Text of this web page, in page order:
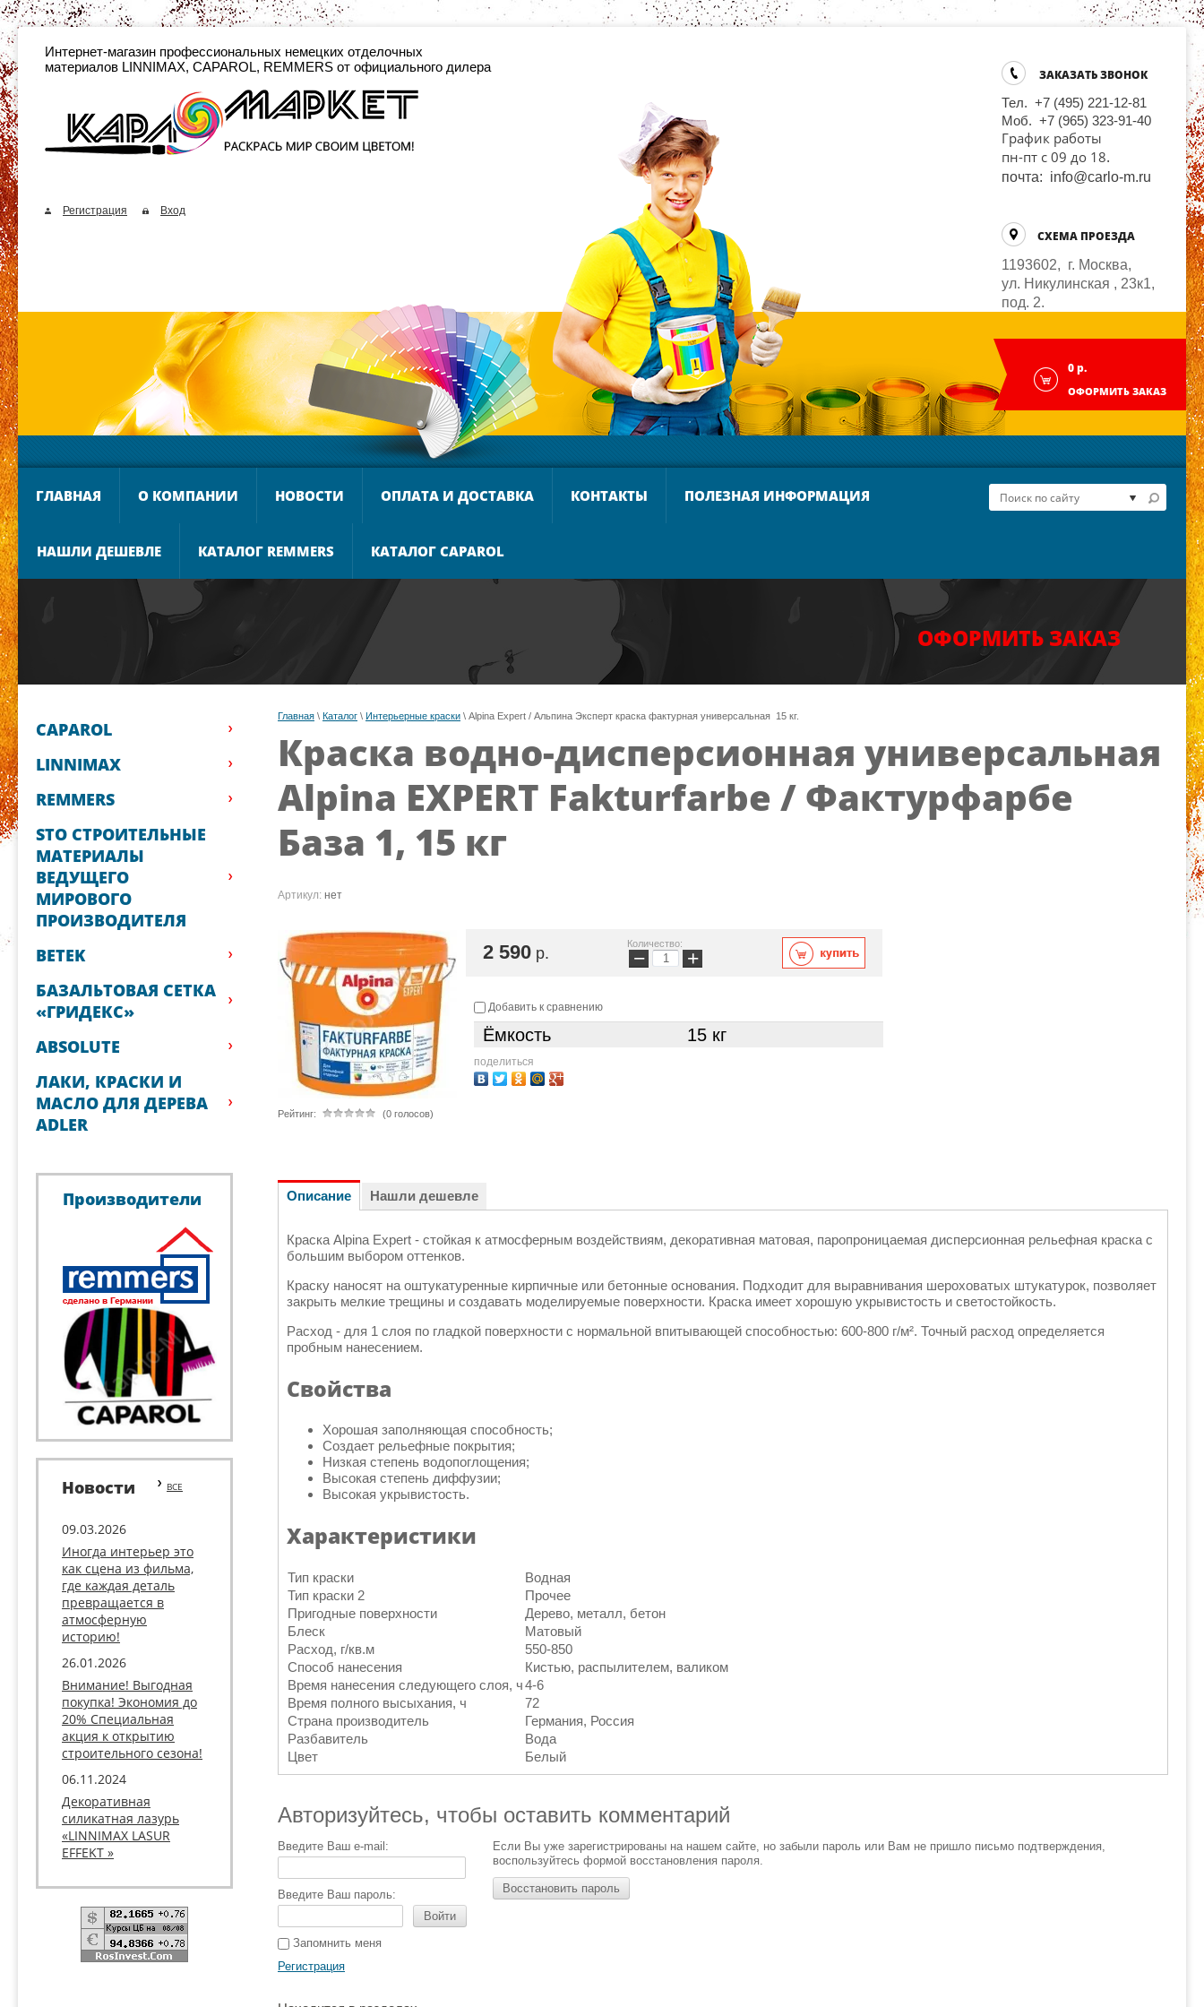
Интернет-магазин профессиональных немецких отделочных
материалов LINNIMAX, CAPAROL, REMMERS от официального дилера
Регистрация Вход
ЗАКАЗАТЬ ЗВОНОК
Тел. +7 (495) 221-12-81
Моб. +7 (965) 323-91-40
График работы
пн-пт с 09 до 18.
почта: info@carlo-m.ru
СХЕМА ПРОЕЗДА
1193602, г. Москва,
ул. Никулинская , 23к1,
под. 2.
0 р.
ОФОРМИТЬ ЗАКАЗ
ГЛАВНАЯ О КОМПАНИИ НОВОСТИ ОПЛАТА И ДОСТАВКА КОНТАКТЫ ПОЛЕЗНАЯ ИНФОРМАЦИЯ
НАШЛИ ДЕШЕВЛЕ КАТАЛОГ REMMERS КАТАЛОГ CAPAROL
ОФОРМИТЬ ЗАКАЗ
CAPAROL
LINNIMAX
REMMERS
STO СТРОИТЕЛЬНЫЕ
МАТЕРИАЛЫ
ВЕДУЩЕГО
МИРОВОГО
ПРОИЗВОДИТЕЛЯ
BETEK
БАЗАЛЬТОВАЯ СЕТКА
«ГРИДЕКС»
ABSOLUTE
ЛАКИ, КРАСКИ И
МАСЛО ДЛЯ ДЕРЕВА
ADLER
Производители
Новости ВСЕ
09.03.2026
Иногда интерьер это
как сцена из фильма,
где каждая деталь
превращается в
атмосферную
историю!
26.01.2026
Внимание! Выгодная
покупка! Экономия до
20% Специальная
акция к открытию
строительного сезона!
06.11.2024
Декоративная
силикатная лазурь
«LINNIMAX LASUR
EFFEKT »
Главная \ Каталог \ Интерьерные краски \ Alpina Expert / Альпина Эксперт краска фактурная универсальная  15 кг.
Краска водно-дисперсионная универсальная
Alpina EXPERT Fakturfarbe / Фактурфарбе
База 1, 15 кг
Артикул: нет
Рейтинг: (0 голосов)
2 590 р.
Количество:
− +
Добавить к сравнению
Ёмкость 15 кг
поделиться
Описание Нашли дешевле
Краска Alpina Expert - стойкая к атмосферным воздействиям, декоративная матовая, паропроницаемая дисперсионная рельефная краска с
большим выбором оттенков.
Краску наносят на оштукатуренные кирпичные или бетонные основания. Подходит для выравнивания шероховатых штукатурок, позволяет
закрыть мелкие трещины и создавать моделируемые поверхности. Краска имеет хорошую укрывистость и светостойкость.
Расход - для 1 слоя по гладкой поверхности с нормальной впитывающей способностью: 600-800 г/м². Точный расход определяется
пробным нанесением.
Свойства
Хорошая заполняющая способность;
Создает рельефные покрытия;
Низкая степень водопоглощения;
Высокая степень диффузии;
Высокая укрывистость.
Характеристики
Тип краски
Водная
Тип краски 2
Прочее
Пригодные поверхности
Дерево, металл, бетон
Блеск
Матовый
Расход, г/кв.м
550-850
Способ нанесения
Кистью, распылителем, валиком
Время нанесения следующего слоя, ч4-6
Время полного высыхания, ч
72
Страна производитель
Германия, Россия
Разбавитель
Вода
Цвет
Белый
Авторизуйтесь, чтобы оставить комментарий
Введите Ваш e-mail:
Введите Ваш пароль:
Войти
Запомнить меня
Регистрация
Если Вы уже зарегистрированы на нашем сайте, но забыли пароль или Вам не пришло письмо подтверждения,
воспользуйтесь формой восстановления пароля.
Восстановить пароль